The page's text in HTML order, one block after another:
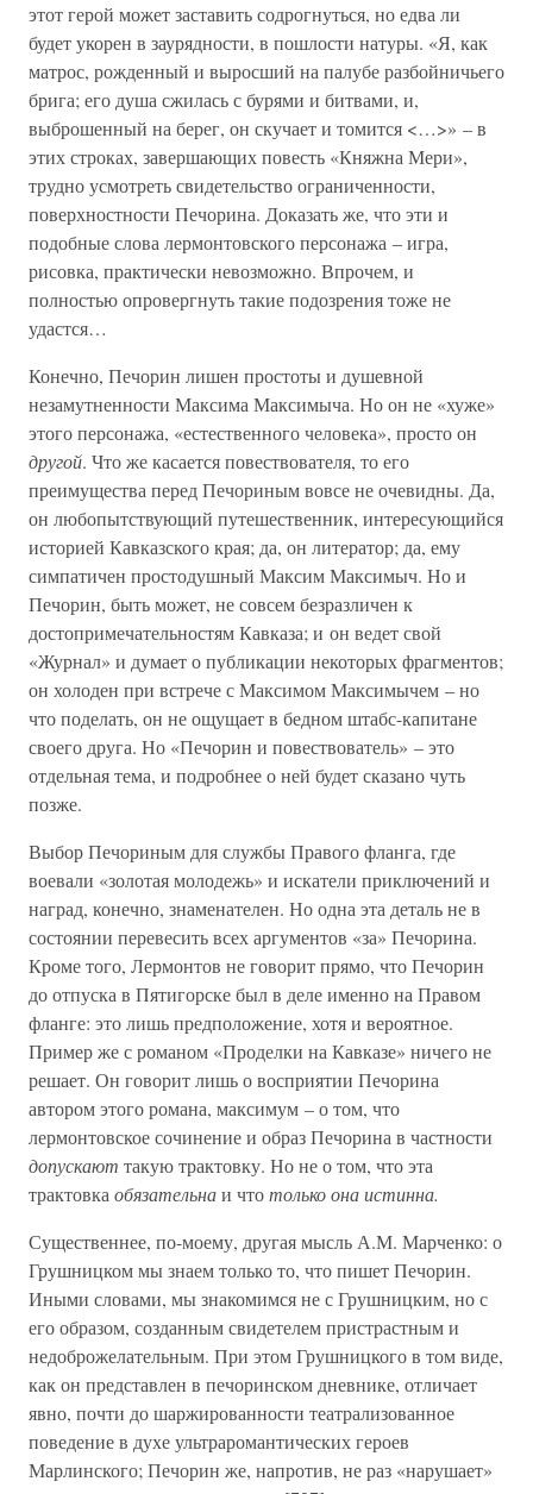
этот герой может заставить содрогнуться, но едва ли
будет укорен в заурядности, в пошлости натуры. «Я, как
матрос, рожденный и выросший на палубе разбойничьего
брига; его душа сжилась с бурями и битвами, и,
выброшенный на берег, он скучает и томится <…>» – в
этих строках, завершающих повесть «Княжна Мери»,
трудно усмотреть свидетельство ограниченности,
поверхностности Печорина. Доказать же, что эти и
подобные слова лермонтовского персонажа – игра,
рисовка, практически невозможно. Впрочем, и
полностью опровергнуть такие подозрения тоже не
удастся…
Конечно, Печорин лишен простоты и душевной
незамутненности Максима Максимыча. Но он не «хуже»
этого персонажа, «естественного человека», просто он
другой. Что же касается повествователя, то его
преимущества перед Печориным вовсе не очевидны. Да,
он любопытствующий путешественник, интересующийся
историей Кавказского края; да, он литератор; да, ему
симпатичен простодушный Максим Максимыч. Но и
Печорин, быть может, не совсем безразличен к
достопримечательностям Кавказа; и он ведет свой
«Журнал» и думает о публикации некоторых фрагментов;
он холоден при встрече с Максимом Максимычем – но
что поделать, он не ощущает в бедном штабс-капитане
своего друга. Но «Печорин и повествователь» – это
отдельная тема, и подробнее о ней будет сказано чуть
позже.
Выбор Печориным для службы Правого фланга, где
воевали «золотая молодежь» и искатели приключений и
наград, конечно, знаменателен. Но одна эта деталь не в
состоянии перевесить всех аргументов «за» Печорина.
Кроме того, Лермонтов не говорит прямо, что Печорин
до отпуска в Пятигорске был в деле именно на Правом
фланге: это лишь предположение, хотя и вероятное.
Пример же с романом «Проделки на Кавказе» ничего не
решает. Он говорит лишь о восприятии Печорина
автором этого романа, максимум – о том, что
лермонтовское сочинение и образ Печорина в частности
допускают такую трактовку. Но не о том, что эта
трактовка обязательнаи чтотолько она истинна.
Существеннее, по-моему, другая мысль А.М. Марченко: о
Грушницком мы знаем только то, что пишет Печорин.
Иными словами, мы знакомимся не с Грушницким, но с
его образом, созданным свидетелем пристрастным и
недоброжелательным. При этом Грушницкого в том виде,
как он представлен в печоринском дневнике, отличает
явно, почти до шаржированности театрализованное
поведение в духе ультраромантических героев
Марлинского; Печорин же, напротив, не раз «нарушает»